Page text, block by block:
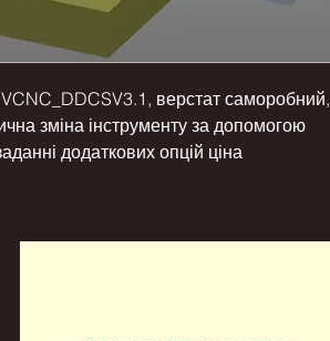
верстат саморобний,
зміна інструменту за допомогою
додаткових опцій ціна